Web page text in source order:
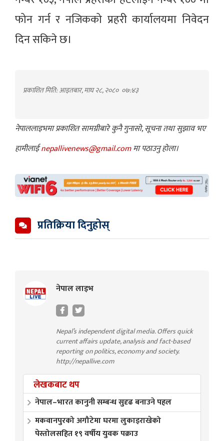
फोन गर्न र नजिकको प्रहरी कार्यालयमा निवेदन
दिन सकिने छ।
प्रकाशित मिति: आइतबार, माघ २८, २०८० ०७:४३
नेपाललाइभमा प्रकाशित सामग्रीबारे कुनै गुनासो, सूचना तथा सुझाव भए
हामीलाईnepallivenews@gmail.comमा पठाउनु होला।
प्रतिक्रिया दिनुहोस्
नेपाल लाइभ
Nepal’s independent digital media. Offers quick
current affairs update, analysis and fact-based
reporting on politics, economy and society.
http://nepallive.com
लेखकबाट थप
नेपाल–भारत कानुनी सम्बन्ध सुदृढ बनाउने पहल
मकवानपुरको अगौटेमा घरमा लुकाइराखेको
पेस्तोलसहित १९ वर्षीय युवक पक्राउ